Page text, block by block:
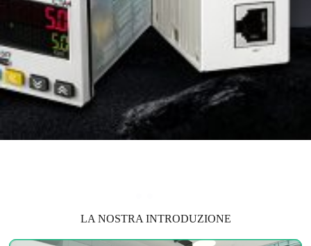
LA NOSTRA INTRODUZIONE